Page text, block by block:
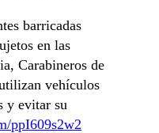
barricadas
en las
Carabineros de
vehículos
y evitar su
ppI609s2w2